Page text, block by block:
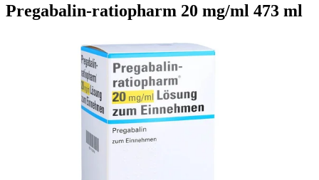
Pregabalin-ratiopharm 20 mg/ml 473 ml